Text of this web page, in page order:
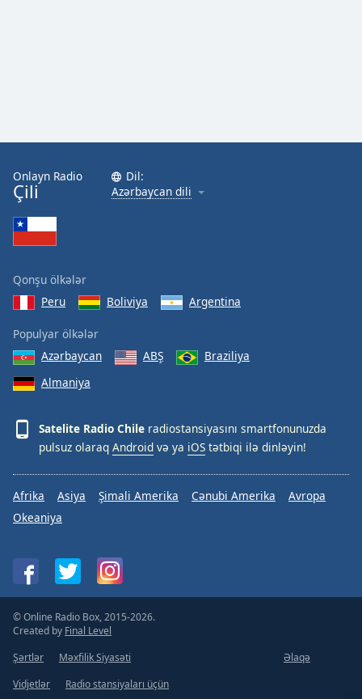
Onlayn Radio
Çili
Dil:
Azərbaycan dili
Qonşu ölkələr
Peru
Boliviya Argentina
Populyar ölkələr
Azərbaycan
ABŞ
Braziliya
Almaniya
Satelite Radio Chile radiostansiyasını smartfonunuzda
pulsuz olaraq Android və ya iOS tətbiqi ilə dinləyin!
Afrika Asiya Şimali Amerika Cənubi Amerika
Avropa
Okeaniya
© Online Radio Box, 2015-2026.
Created by Final Level
Şərtlər
Məxfilik Siyasəti
Əlaqə
Vidjetlər
Radio stansiyaları üçün